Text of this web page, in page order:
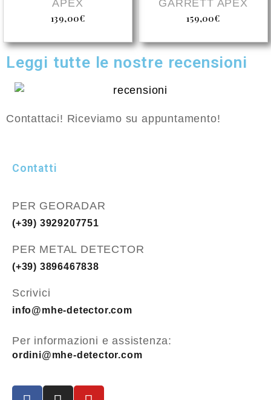
APEX
139,00€
GARRETT APEX
159,00€
Leggi tutte le nostre recensioni
Contattaci! Riceviamo su appuntamento!
Contatti
PER GEORADAR
(+39) 3929207751
PER METAL DETECTOR
(+39) 3896467838
Scrivici
info@mhe-detector.com
Per informazioni e assistenza:
ordini@mhe-detector.com